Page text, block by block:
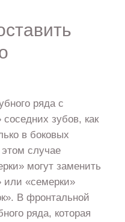
ряда с
зубов, как
в боковых
случае
могут заменить
или «семерки»
В фронтальной
ряда, которая